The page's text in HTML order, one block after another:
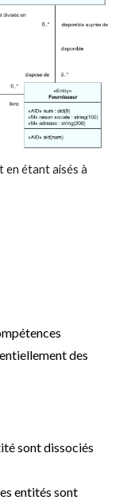
en étant aisés à
des
sont dissociés
entités sont